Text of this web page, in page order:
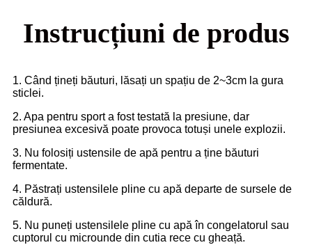
Instrucțiuni de produs
1. Când țineți băuturi, lăsați un spațiu de 2~3cm la gura
sticlei.
2. Apa pentru sport a fost testată la presiune, dar
presiunea excesivă poate provoca totuși unele explozii.
3. Nu folosiți ustensile de apă pentru a ține băuturi
fermentate.
4. Păstrați ustensilele pline cu apă departe de sursele de
căldură.
5. Nu puneți ustensilele pline cu apă în congelatorul sau
cuptorul cu microunde din cutia rece cu gheață.